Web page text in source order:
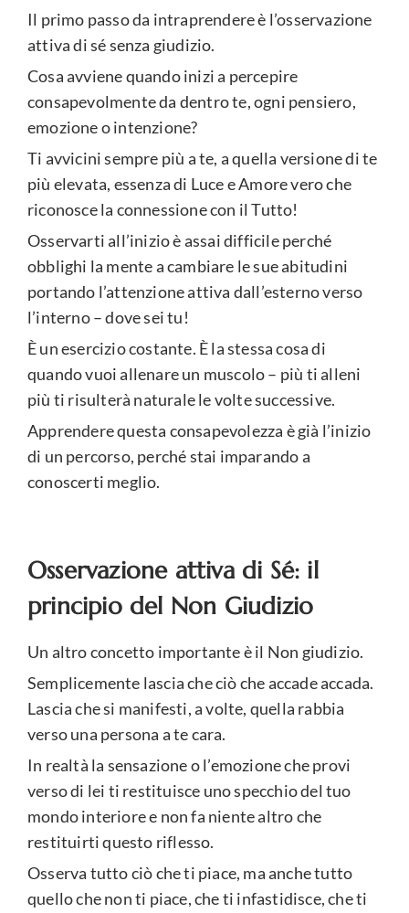
Il primo passo da intraprendere è l’osservazione
attiva di sé senza giudizio.
Cosa avviene quando inizi a percepire
consapevolmente da dentro te, ogni pensiero,
emozione o intenzione?
Ti avvicini sempre più a te, a quella versione di te
più elevata, essenza di Luce e Amore vero che
riconosce la connessione con il Tutto!
Osservarti all’inizio è assai difficile perché
obblighi la mente a cambiare le sue abitudini
portando l’attenzione attiva dall’esterno verso
l’interno – dove sei tu!
È un esercizio costante. È la stessa cosa di
quando vuoi allenare un muscolo – più ti alleni
più ti risulterà naturale le volte successive.
Apprendere questa consapevolezza è già l’inizio
di un percorso, perché stai imparando a
conoscerti meglio.
Osservazione attiva di Sé: il
principio del Non Giudizio
Un altro concetto importante è il Non giudizio.
Semplicemente lascia che ciò che accade accada.
Lascia che si manifesti, a volte, quella rabbia
verso una persona a te cara.
In realtà la sensazione o l’emozione che provi
verso di lei ti restituisce uno specchio del tuo
mondo interiore e non fa niente altro che
restituirti questo riflesso.
Osserva tutto ciò che ti piace, ma anche tutto
quello che non ti piace, che ti infastidisce, che ti